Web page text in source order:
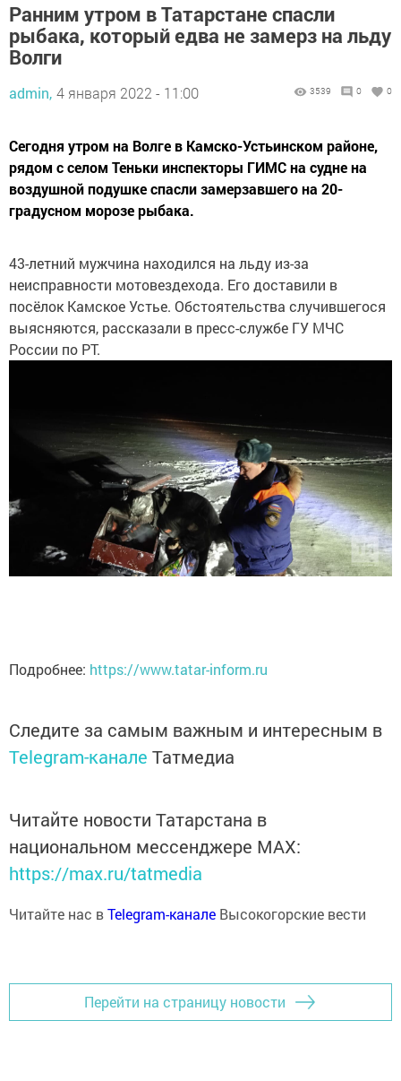
Ранним утром в Татарстане спасли
рыбака, который едва не замерз на льду
Волги
admin, 4 января 2022 - 11:00 3539 0 0
Сегодня утром на Волге в Камско-Устьинском районе,
рядом с селом Теньки инспекторы ГИМС на судне на
воздушной подушке спасли замерзавшего на 20-
градусном морозе рыбака.
43-летний мужчина находился на льду из-за
неисправности мотовездехода. Его доставили в
посёлок Камское Устье. Обстоятельства случившегося
выясняются, рассказали в пресс-службе ГУ МЧС
России по РТ.
Подробнее: https://www.tatar-inform.ru
Следите за самым важным и интересным в
Telegram-канале Татмедиа
Читайте новости Татарстана в
национальном мессенджере MАХ:
https://max.ru/tatmedia
Читайте нас вTelegram-канале Высокогорские вести
Перейти на страницу новости